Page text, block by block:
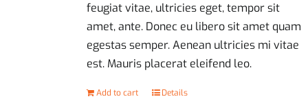
feugiat vitae, ultricies eget, tempor sit
amet, ante. Donec eu libero sit amet quam
egestas semper. Aenean ultricies mi vitae
est. Mauris placerat eleifend leo.
Add to cart Details